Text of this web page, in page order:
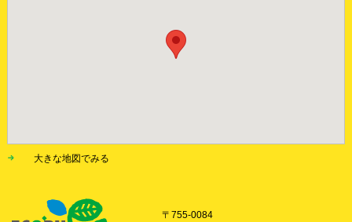
大きな地図でみる
〒755-0084